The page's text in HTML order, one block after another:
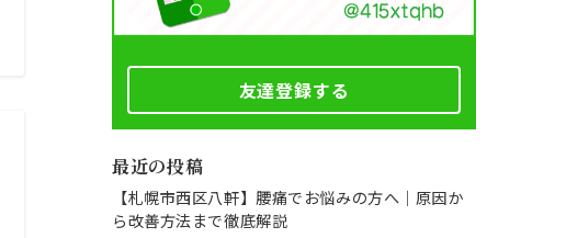
友達登録する
最近の投稿
【札幌市西区八軒】腰痛でお悩みの方へ｜原因か
ら改善方法まで徹底解説